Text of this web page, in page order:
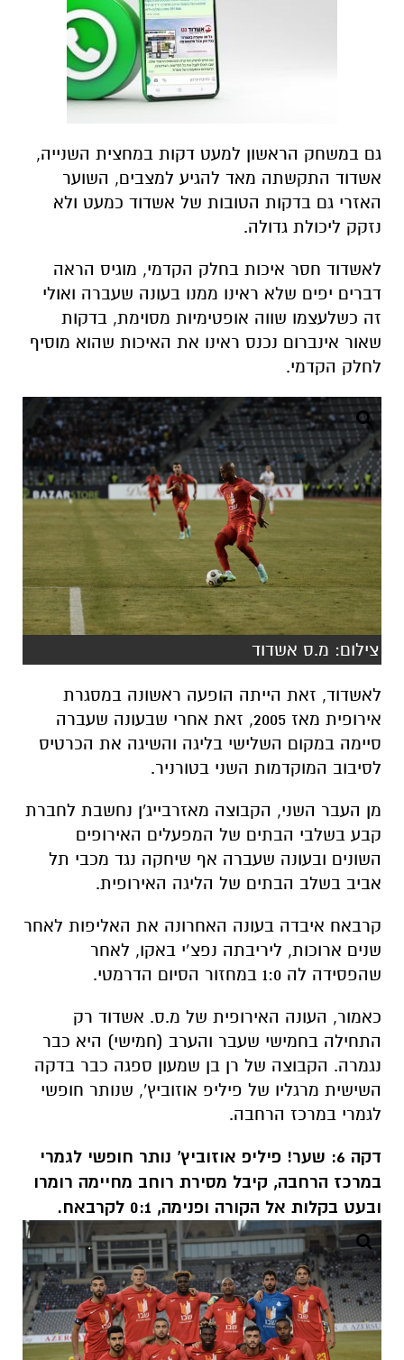
גם במשחק הראשון למעט דקות במחצית השנייה,
אשדוד התקשתה מאד להגיע למצבים, השוער
האזרי גם בדקות הטובות של אשדוד כמעט ולא
נזקק ליכולת גדולה.
לאשדוד חסר איכות בחלק הקדמי, מוגיס הראה
דברים יפים שלא ראינו ממנו בעונה שעברה ואולי
זה כשלעצמו שווה אופטימיות מסוימת, בדקות
שאור אינברום נכנס ראינו את האיכות שהוא מוסיף
לחלק הקדמי.
צילום: מ.ס אשדוד
לאשדוד, זאת הייתה הופעה ראשונה במסגרת
אירופית מאז 2005, זאת אחרי שבעונה שעברה
סיימה במקום השלישי בליגה והשיגה את הכרטיס
לסיבוב המוקדמות השני בטורניר.
מן העבר השני, הקבוצה מאזרבייג'ן נחשבת לחברת
קבע בשלבי הבתים של המפעלים האירופים
השונים ובעונה שעברה אף שיחקה נגד מכבי תל
אביב בשלב הבתים של הליגה האירופית.
קרבאח איבדה בעונה האחרונה את האליפות לאחר
שנים ארוכות, ליריבתה נפצ’י באקו, לאחר
שהפסידה לה 1:0 במחזור הסיום הדרמטי.
כאמור, העונה האירופית של מ.ס. אשדוד רק
התחילה בחמישי שעבר והערב (חמישי) היא כבר
נגמרה. הקבוצה של רן בן שמעון ספגה כבר בדקה
השישית מרגליו של פיליפ אוזוביץ', שנותר חופשי
לגמרי במרכז הרחבה.
דקה 6: שער! פיליפ אוזוביץ' נותר חופשי לגמרי
במרכז הרחבה, קיבל מסירת רוחב מחיימה רומרו
ובעט בקלות אל הקורה ופנימה, 0:1 לקרבאח.